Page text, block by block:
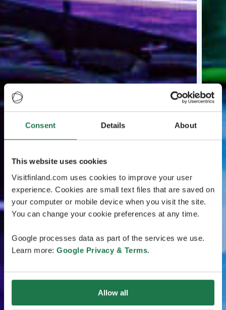
Consent Details About
This website uses cookies
Visitfinland.com uses cookies to improve your user
experience. Cookies are small text files that are saved on
your computer or mobile device when you visit the site.
You can change your cookie preferences at any time.
Google processes data as part of the services we use.
Learn more: Google Privacy & Terms.
Allow all